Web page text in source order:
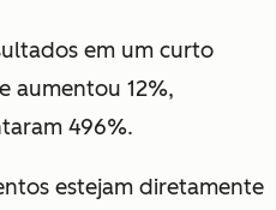
em um curto
aumentou 12%,
496%.
estejam diretamente